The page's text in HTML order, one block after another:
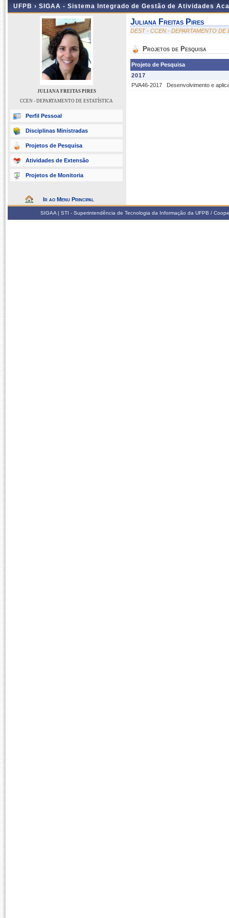
UFPB › SIGAA - Sistema Integrado de Gestão de Atividades
JULIANA FREITAS PIRES
CCEN - DEPARTAMENTO DE ESTATÍSTICA
Perfil Pessoal
Disciplinas Ministradas
Projetos de Pesquisa
Atividades de Extensão
Projetos de Monitoria
Ir ao Menu Principal
Juliana Freitas Pires
DEST - CCEN - DEPARTAMENTO DE
Projetos de Pesquisa
Projeto de Pesquisa
2017
PVA46-2017
Desenvolvimento e
SIGAA | STI - Superintendência de Tecnologia da Informação da UFPB /